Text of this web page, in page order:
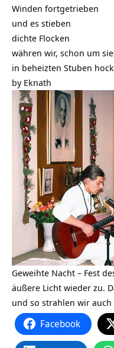
Winden fortgetrieben
und es stieben
dichte Flocken
währen wir, schon um
in beheizten Stuben
by Eknath
Geweihte Nacht – Fest
äußere Licht wieder zu.
und so strahlen wir
Facebook